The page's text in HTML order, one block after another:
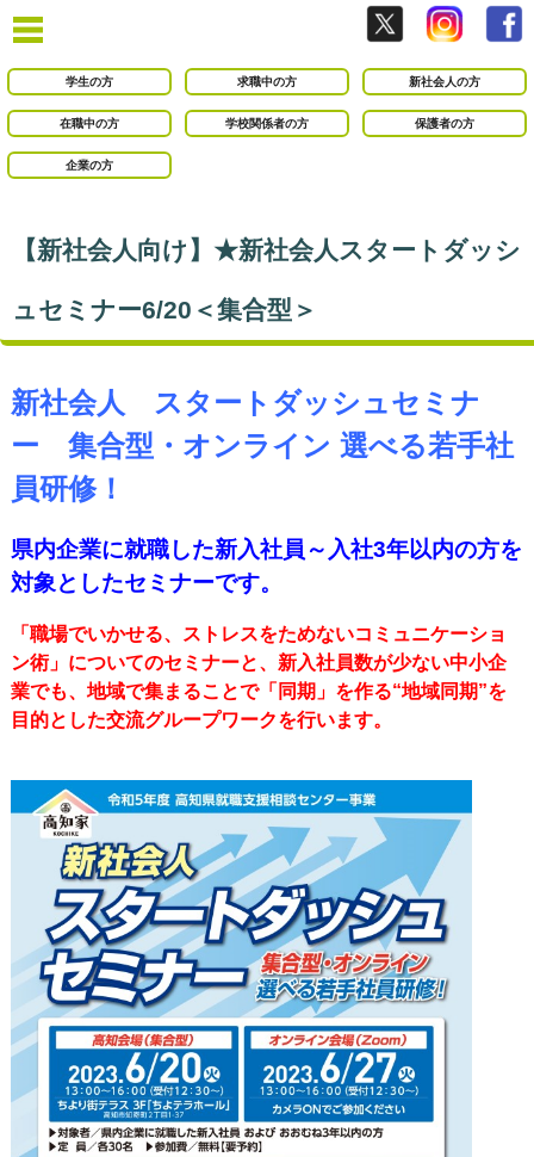
学生の方 求職中の方 新社会人の方
在職中の方 学校関係者の方 保護者の方
企業の方
【新社会人向け】★新社会人スタートダッシ
ュセミナー6/20＜集合型＞
新社会人 スタートダッシュセミナ
ー 集合型・オンライン 選べる若手社
員研修！
県内企業に就職した新入社員～入社3年以内の方を
対象としたセミナーです。
「職場でいかせる、ストレスをためないコミュニケーショ
ン術」についてのセミナーと、 新入社員数が少ない中小企
業でも、地域で集まることで「同期」を作る“地域同期”を
目的とした交流グループワークを行います。